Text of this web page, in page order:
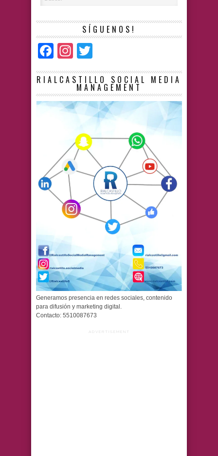
SÍGUENOS!
Facebook
Instagram
RIALCASTILLO SOCIAL MEDIA
MANAGEMENT
Generamos presencia en redes sociales, contenido
para difusión y marketing digital.
Contacto: 5510087673
ADVERTISEMENT